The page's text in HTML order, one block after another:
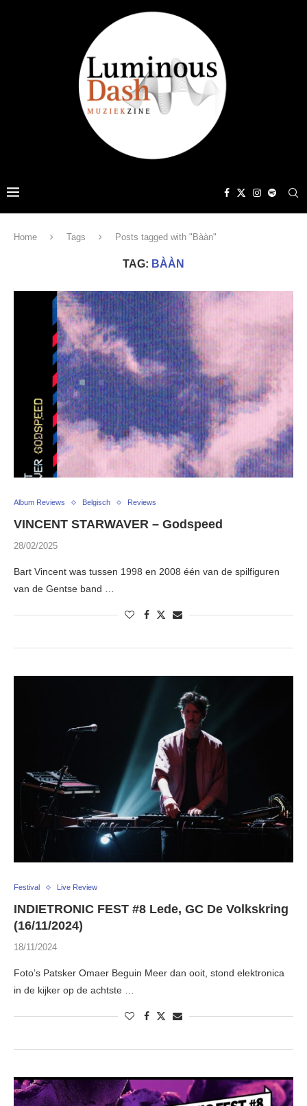
Home Tags Posts tagged with "Bààn"
TAG: BÀÀN
Album Reviews Belgisch Reviews
VINCENT STARWAVER – Godspeed
28/02/2025
Bart Vincent was tussen 1998 en 2008 één van de spilfiguren
van de Gentse band …
Festival Live Review
INDIETRONIC FEST #8 Lede, GC De Volkskring
(16/11/2024)
18/11/2024
Foto’s Patsker Omaer Beguin Meer dan ooit, stond elektronica
in de kijker op de achtste …